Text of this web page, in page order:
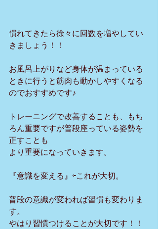
慣れてきたら徐々に回数を増やしてい
きましょう！！
お風呂上がりなど身体が温まっている
ときに行うと筋肉も動かしやすくなる
のでおすすめです♪
トレーニングで改善することも、もち
ろん重要ですが普段座っている姿勢を
正すことも
より重要になっていきます。
『意識を変える』⇦これが大切。
普段の意識が変われば習慣も変わりま
す。
やはり習慣つけることが大切です！！